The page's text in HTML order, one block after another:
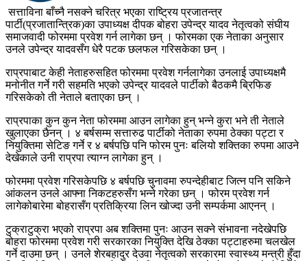
सत्ताविना बाँच्नै नसक्ने चरित्र भएका राष्ट्रिय प्रजातन्त्र
पार्टी(प्रजातान्त्रिक)का उपाध्यक्ष दीपक बोहरा उपेन्द्र यादव नेतृत्वको संघीय
समाजवादी फोरममा प्रवेश गर्न लागेका छन् । फोरमका एक नेताका अनुसार
उनले उपेन्द्र यादवसँग धेरै पटक छलफल गरिसकेका छन् ।
राप्रपाबाट केही नेताहरुसहित फोरममा प्रवेश गर्नलागेका उनलाई उपाध्यक्षमै
मनोनीत गर्ने गरी सहमति भएको उपेन्द्र यादवले पार्टीको बैठकमै ब्रिफिङ
गरिसकेको ती नेताले बताएका छन् ।
राप्रपाका कुन कुन नेता फोरममा आउन लागेका हुन् भन्ने कुरा भने ती नेताले
खुलाएका छैनन् । ४ बर्षसम्म सत्तारुढ पार्टीको नेताका रुपमा ठेक्का पट्टा र
नियुक्तिमा सेटिङ गर्ने र ४ बर्षपछि पनि फोरम पुनः बलियो शक्तिका रुपमा आउने
देखेकाले उनी राप्रपा त्याग्न लागेका हुन् ।
फोरममा प्रवेश गरिसकेपछि ४ बर्षपछि चुनावमा रुपन्देहीबाट जित्न पनि सकिने
आंकलन उनले आफ्ना निकटहरुसँग भन्ने गरेका छन् । फोरम प्रवेश गर्न
लागेकोबारेमा बोहरासँग प्रतिक्रिया लिन खोज्दा उनी सम्पर्कमा आएनन् ।
टुक्राटुक्रा भएको राप्रपा अब शक्तिमा पुनः आउन सक्ने संभावना नदेखेपछि
बोहरा फोरममा प्रवेश गरी सरकारका नियुक्ति देखि ठेक्का पट्टाहरुमा चलखेल
गर्ने दाउमा छन् । उनले शेरबहादुर देउवा नेतृत्वको सरकारमा स्वास्थ्य मन्त्री हुँदा